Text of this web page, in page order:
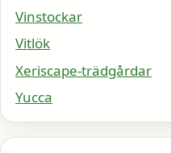
Vinstockar
Vitlök
Xeriscape-trädgårdar
Yucca